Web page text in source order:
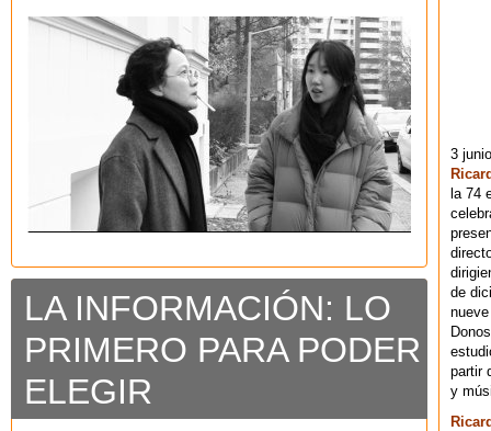
LA INFORMACIÓN: LO
PRIMERO PARA PODER
ELEGIR
3
la 74
de
partir
y